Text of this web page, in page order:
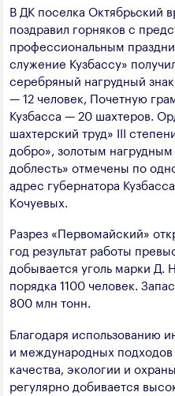
В ДК поселка Октябрьский
поздравил горняков с
профессиональным
служение Кузбассу»
серебряный нагрудный
— 12 человек, Почетную
Кузбасса — 20 шахтеров.
шахтерский труд» III
добро», золотым
доблесть» отмечены по
адрес губернатора
Кочуевых.
Разрез «Первомайский»
год результат работы
добывается уголь марки Д.
порядка 1100 человек.
800 млн тонн.
Благодаря использованию
и международных
качества, экологии и
регулярно добивается